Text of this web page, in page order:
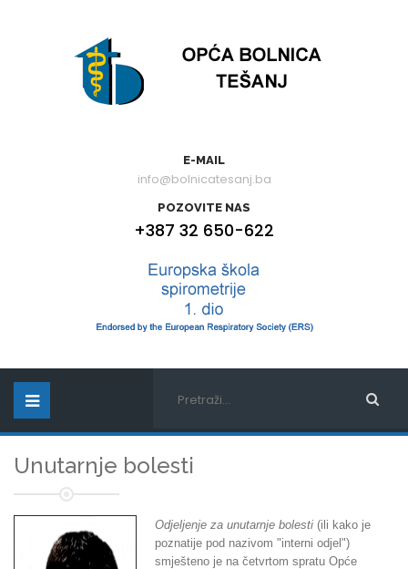
E-MAIL
info@bolnicatesanj.ba
POZOVITE NAS
+387 32 650-622
Unutarnje bolesti
Odjeljenje za unutarnje bolesti (ili kako je
poznatije pod nazivom "interni odjel")
smješteno je na četvrtom spratu Opće